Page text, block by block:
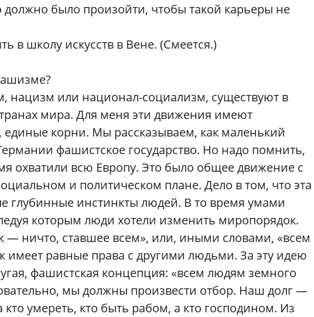
должно было произойти, чтобы такой карьеры не
в школу искусств в Вене. (Смеется.)
нацизм или национал-социализм, существуют в
мира. Для меня эти движения имеют
корни. Мы рассказываем, как маленький
фашистское государство. Но надо помнить,
охватили всю Европу. Это было общее движение с
и политическом плане. Дело в том, что эта
глубинные инстинкты людей. В то время умами
которым люди хотели изменить миропорядок.
— ничто, ставшее всем», или, иными словами, «всем
равные права с другими людьми. За эту идею
фашистская концепция: «всем людям земного
мы должны произвести отбор. Наш долг —
умереть, кто быть рабом, а кто господином. Из